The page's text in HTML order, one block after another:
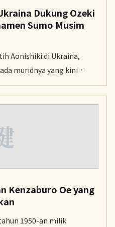
Dukung Ozeki
Sumo Musim
Aonishiki di Ukraina,
muridnya yang kini
dipromosikan ke
Kenzaburo Oe yang
1950-an milik